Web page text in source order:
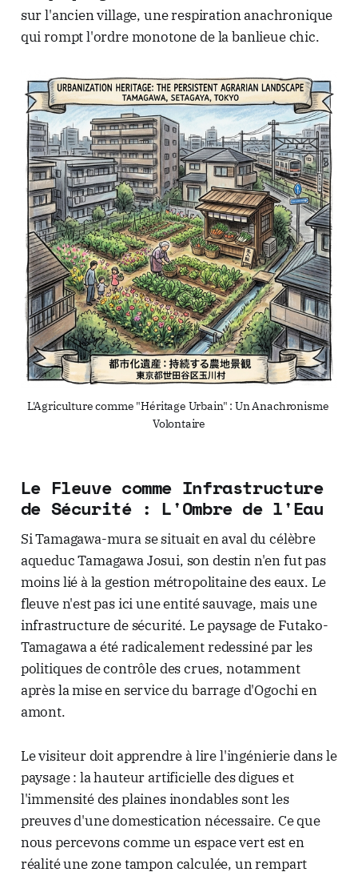
sur l'ancien village, une respiration anachronique
qui rompt l'ordre monotone de la banlieue chic.
L'Agriculture comme "Héritage Urbain" : Un Anachronisme
Volontaire
Le Fleuve comme Infrastructure
de Sécurité : L'Ombre de l'Eau
Si Tamagawa-mura se situait en aval du célèbre
aqueduc Tamagawa Josui, son destin n'en fut pas
moins lié à la gestion métropolitaine des eaux. Le
fleuve n'est pas ici une entité sauvage, mais une
infrastructure de sécurité. Le paysage de Futako-
Tamagawa a été radicalement redessiné par les
politiques de contrôle des crues, notamment
après la mise en service du barrage d'Ogochi en
amont.
Le visiteur doit apprendre à lire l'ingénierie dans le
paysage : la hauteur artificielle des digues et
l'immensité des plaines inondables sont les
preuves d'une domestication nécessaire. Ce que
nous percevons comme un espace vert est en
réalité une zone tampon calculée, un rempart